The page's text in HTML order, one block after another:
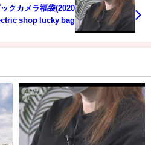
クカメラ福袋(2020
shop lucky bag